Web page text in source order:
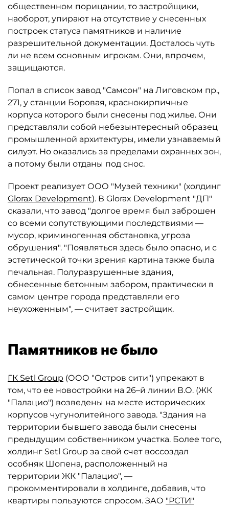
общественном порицании, то застройщики,
наоборот, упирают на отсутствие у снесенных
построек статуса памятников и наличие
разрешительной документации. Досталось чуть
ли не всем основным игрокам. Они, впрочем,
защищаются.
Попал в список завод "Самсон" на Лиговском пр.,
271, у станции Боровая, краснокирпичные
корпуса которого были снесены под жилье. Они
представляли собой небезынтересный образец
промышленной архитектуры, имели узнаваемый
силуэт. Но оказались за пределами охранных зон,
а потому были отданы под снос.
Проект реализует ООО "Музей техники" (холдинг
Glorax Development). В Glorax Development "ДП"
сказали, что завод "долгое время был заброшен
со всеми сопутствующими последствиями —
мусор, криминогенная обстановка, угроза
обрушения". "Появляться здесь было опасно, и с
эстетической точки зрения картина также была
печальная. Полуразрушенные здания,
обнесенные бетонным забором, практически в
самом центре города представляли его
неухоженным", — считает застройщик.
Памятников не было
ГК Setl Group (ООО "Остров сити") упрекают в
том, что ее новостройки на 26–й линии В.О. (ЖК
"Палацио") возведены на месте исторических
корпусов чугунолитейного завода. "Здания на
территории бывшего завода были снесены
предыдущим собственником участка. Более того,
холдинг Setl Group за свой счет воссоздал
особняк Шопена, расположенный на
территории ЖК "Палацио", —
прокомментировали в холдинге, добавив, что
квартиры пользуются спросом. ЗАО "РСТИ"